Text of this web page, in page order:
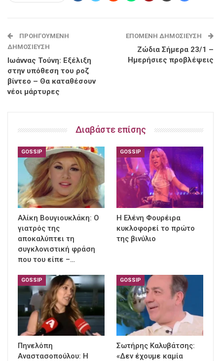
ΠΡΟΗΓΟΎΜΕΝΗ
ΔΗΜΟΣΊΕΥΣΗ
Ιωάννας Τούνη: Εξέλιξη
στην υπόθεση του ροζ
βίντεο – Θα καταθέσουν
νέοι μάρτυρες
ΕΠΌΜΕΝΗ ΔΗΜΟΣΊΕΥΣΗ
Ζώδια Σήμερα 23/1 –
Ημερήσιες προβλέψεις
Διαβάστε επίσης
GOSSIP
Αλίκη Βουγιουκλάκη: Ο
γιατρός της
αποκαλύπτει τη
συγκλονιστική φράση
που του είπε –…
GOSSIP
Η Ελένη Φουρέιρα
κυκλοφορεί το πρώτο
της βινύλιο
GOSSIP
Πηνελόπη
Αναστασοπούλου: Η
GOSSIP
Σωτήρης Καλυβάτσης:
«Δεν έχουμε καμία